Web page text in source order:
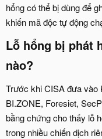
hổng có thể bị dùng để
khiến mã độc tự động
Lỗ hổng bị phát
nào?​
Trước khi CISA đưa vào
BI.ZONE, Foresiet,
bằng chứng cho thấy lỗ
trong nhiều chiến dịch